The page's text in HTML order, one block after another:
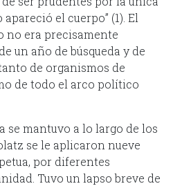
el cuerpo” (1). El
no era precisamente
un año de búsqueda y de
de organismos de
de todo el arco político
se mantuvo a lo largo de los
se le aplicaron nueve
por diferentes
Tuvo un lapso breve de